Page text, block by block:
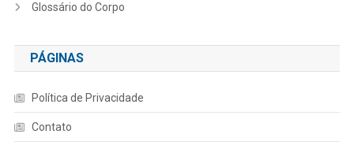
Glossário do Corpo
PÁGINAS
Política de Privacidade
Contato